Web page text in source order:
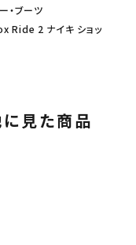
・ブーツ
Ride 2 ナイキ ショッ
見た商品